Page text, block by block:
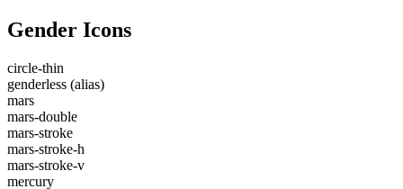
Gender Icons
circle-thin
genderless (alias)
mars
mars-double
mars-stroke
mars-stroke-h
mars-stroke-v
mercury